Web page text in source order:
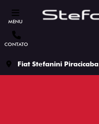
MENU
CONTATO
Fiat Stefanini Piracicaba